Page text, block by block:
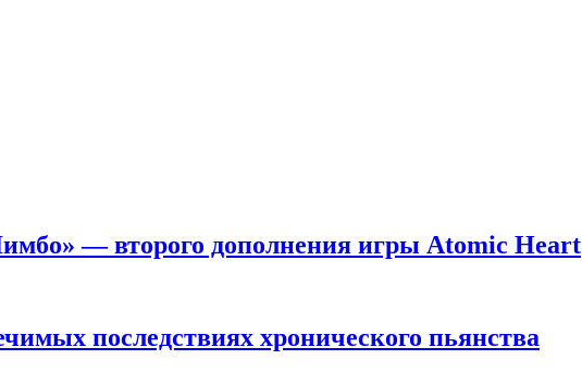
— второго дополнения игры Atomic Heart
последствиях хронического пьянства